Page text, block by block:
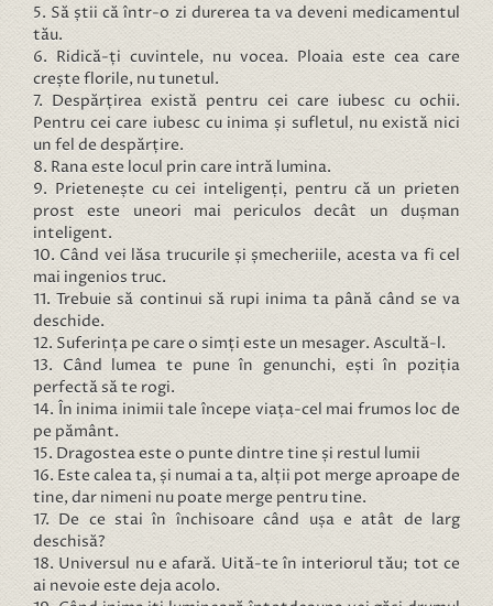
5. Să știi că într-o zi durerea ta va deveni medicamentul
tău.
6. Ridică-ți cuvintele, nu vocea. Ploaia este cea care
crește florile, nu tunetul.
7. Despărțirea există pentru cei care iubesc cu ochii.
Pentru cei care iubesc cu inima și sufletul, nu există nici
un fel de despărțire.
8. Rana este locul prin care intră lumina.
9. Prietenește cu cei inteligenți, pentru că un prieten
prost este uneori mai periculos decât un dușman
inteligent.
10. Când vei lăsa trucurile și șmecheriile, acesta va fi cel
mai ingenios truc.
11. Trebuie să continui să rupi inima ta până când se va
deschide.
12. Suferința pe care o simți este un mesager. Ascultă-l.
13. Când lumea te pune în genunchi, ești în poziția
perfectă să te rogi.
14. În inima inimii tale începe viața-cel mai frumos loc de
pe pământ.
15. Dragostea este o punte dintre tine și restul lumii
16. Este calea ta, și numai a ta, alții pot merge aproape de
tine, dar nimeni nu poate merge pentru tine.
17. De ce stai în închisoare când ușa e atât de larg
deschisă?
18. Universul nu e afară. Uită-te în interiorul tău; tot ce
ai nevoie este deja acolo.